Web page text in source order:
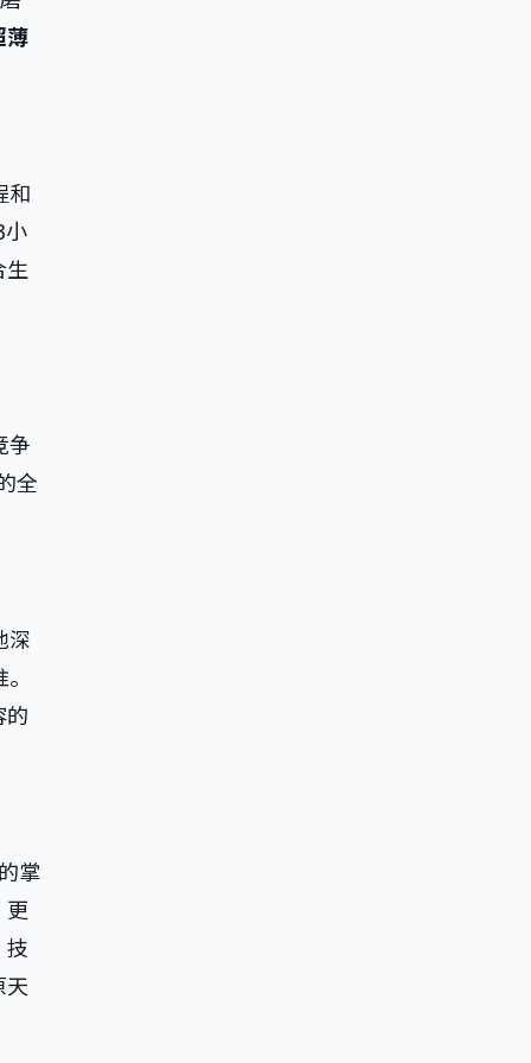
薄
和
小
生
争
全
深
掌
更
技
天